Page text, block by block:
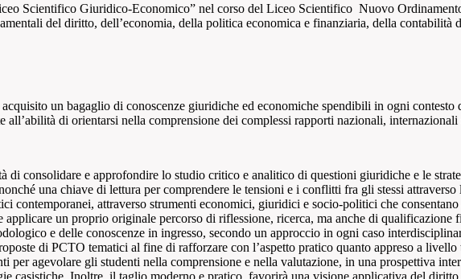
Scientifico Giuridico-Economico” nel corso del Liceo Scientifico Nuovo
del diritto, dell’economia, della politica economica e finanziaria, della
un bagaglio di conoscenze giuridiche ed economiche spendibili in ogni
di orientarsi nella comprensione dei complessi rapporti nazionali,
di consolidare e approfondire lo studio critico e analitico di questioni giuridiche e le
una chiave di lettura per comprendere le tensioni e i conflitti fra gli stessi
contemporanei, attraverso strumenti economici, giuridici e socio-politici che
applicare un proprio originale percorso di riflessione, ricerca, ma anche di
e delle conoscenze in ingresso, secondo un approccio in ogni caso
di PCTO tematici al fine di rafforzare con l’aspetto pratico quanto appreso a
per agevolare gli studenti nella comprensione e nella valutazione, in una prospettiva
casistiche. Inoltre, il taglio moderno e pratico, favorirà una visione applicativa del